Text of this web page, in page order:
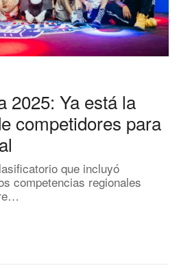
2025: Ya está la
competidores para
que incluyó
competencias regionales